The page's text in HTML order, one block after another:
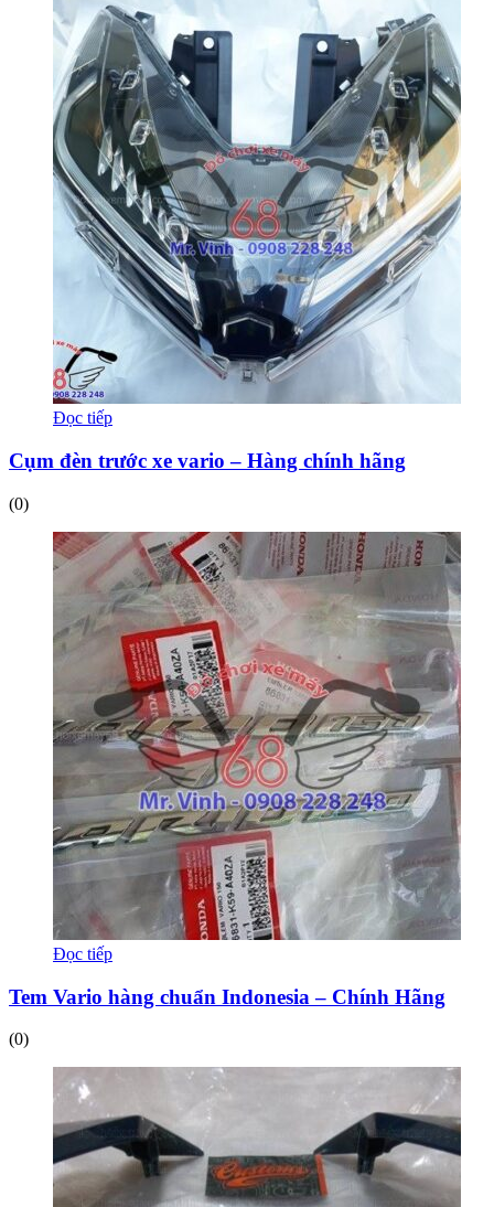
Đọc tiếp
Cụm đèn trước xe vario – Hàng chính hãng
(0)
Đọc tiếp
Tem Vario hàng chuẩn Indonesia – Chính Hãng
(0)